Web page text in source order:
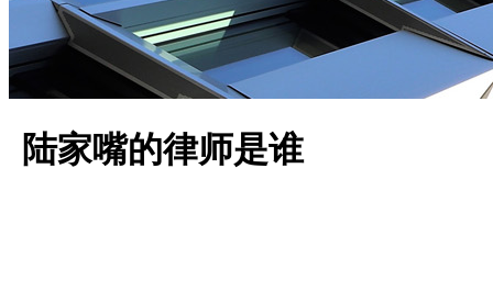
陆家嘴的律师是谁